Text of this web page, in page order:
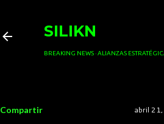
SILIKN
BREAKING NEWS ALIANZAS
Compartir abril